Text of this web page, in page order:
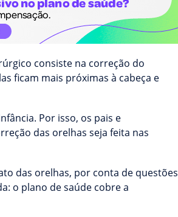
consiste na correção do
ficam mais próximas à cabeça e
Por isso, os pais e
das orelhas seja feita nas
das orelhas, por conta de questões
o plano de saúde cobre a